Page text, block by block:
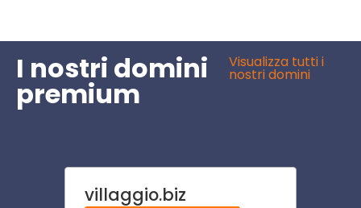
I nostri domini
premium
Visualizza tutti i
nostri domini
villaggio.biz